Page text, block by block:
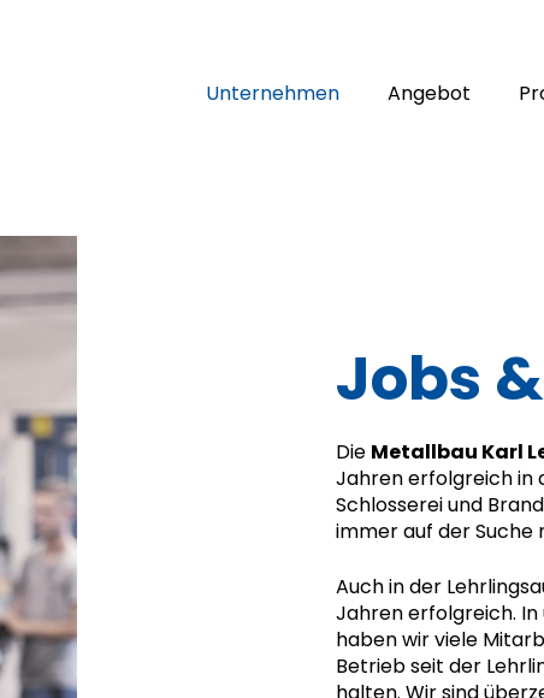
Unternehmen Angebot
Jobs
Die Metallbau Karl
Jahren erfolgreich in
Schlosserei und
immer auf der Suche
Auch in der
Jahren erfolgreich.
haben wir viele
Betrieb seit der